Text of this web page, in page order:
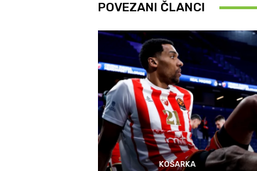
POVEZANI ČLANCI
KOŠARKA